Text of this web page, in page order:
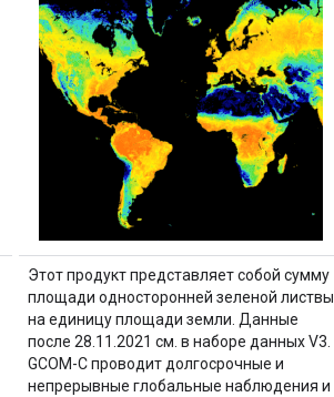
Этот продукт представляет собой сумму
площади односторонней зеленой листвы
на единицу площади земли. Данные
после 28.11.2021 см. в наборе данных V3.
GCOM-C проводит долгосрочные и
непрерывные глобальные наблюдения и